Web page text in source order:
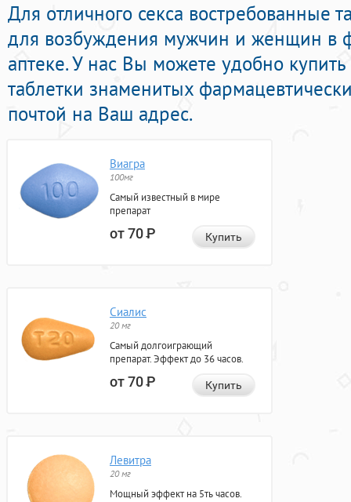
Для отличного секса востребованные
для возбуждения мужчин и женщин в
аптеке. У нас Вы можете удобно
таблетки знаменитых
почтой на Ваш адрес.
Виагра
100мг
Самый известный в мире
препарат
от 70Р Купить
Сиалис
20 мг
Самый долгоиграющий
препарат. Эффект до 36 часов.
от 70Р Купить
Левитра
20 мг
Мощный эффект на 5ть часов.